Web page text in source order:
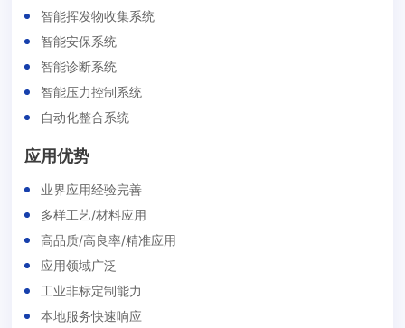
智能挥发物收集系统
智能安保系统
智能诊断系统
智能压力控制系统
自动化整合系统
应用优势
业界应用经验完善
多样工艺/材料应用
高品质/高良率/精准应用
应用领域广泛
工业非标定制能力
本地服务快速响应